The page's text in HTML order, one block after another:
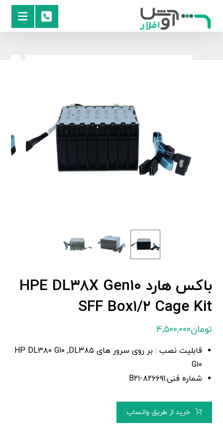
باکس هارد HPE DL۳۸X Gen۱۰
SFF Box۱/۲ Cage Kit
تومان۴,۵۰۰,۰۰۰
قابلیت نصب : بر روی سرور های HP DL۳۸۰ G۱۰ ,DL۳۸۵
G۱۰
شماره فنی:B۲۱-۸۲۶۶۹۱
خرید از طریق واتساپ